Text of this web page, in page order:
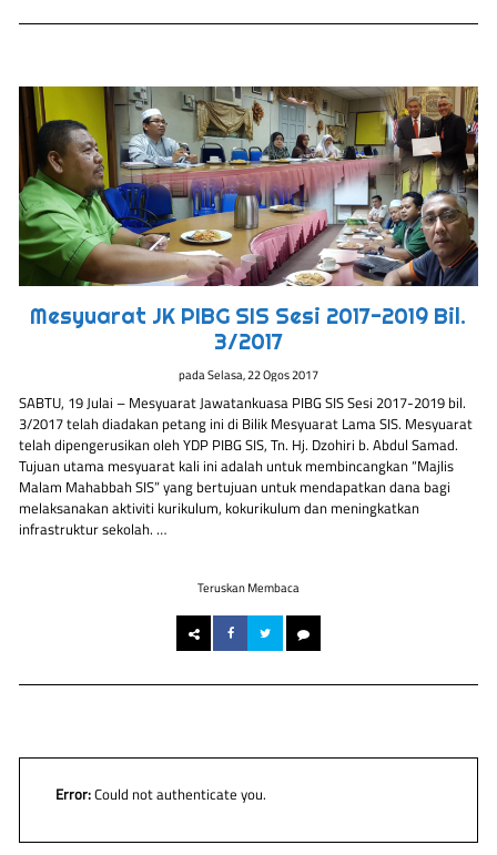
Mesyuarat JK PIBG SIS Sesi 2017-2019 Bil.
3/2017
padaSelasa, 22 Ogos 2017
SABTU, 19 Julai – Mesyuarat Jawatankuasa PIBG SIS Sesi 2017-2019 bil.
3/2017 telah diadakan petang ini di Bilik Mesyuarat Lama SIS. Mesyuarat
telah dipengerusikan oleh YDP PIBG SIS, Tn. Hj. Dzohiri b. Abdul Samad.
Tujuan utama mesyuarat kali ini adalah untuk membincangkan “Majlis
Malam Mahabbah SIS” yang bertujuan untuk mendapatkan dana bagi
melaksanakan aktiviti kurikulum, kokurikulum dan meningkatkan
infrastruktur sekolah. …
Teruskan Membaca
Error:Could not authenticate you.